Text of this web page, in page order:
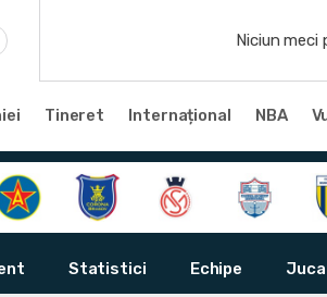
Niciun
Tineret Internațional NBA
Statistici Echipe